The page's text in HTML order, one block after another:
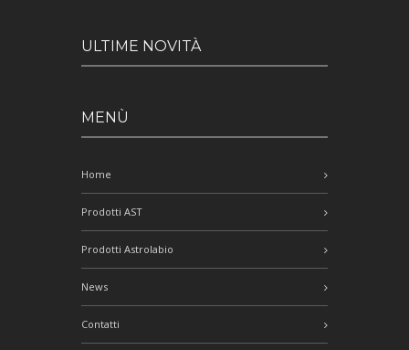
ULTIME NOVITÀ
MENÙ
Home
Prodotti AST
Prodotti Astrolabio
News
Contatti